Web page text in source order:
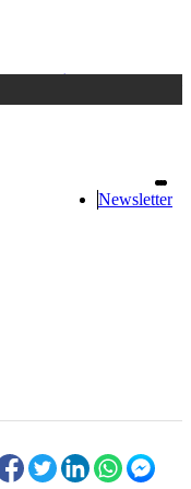
Accedioppure registrati
Newsletter